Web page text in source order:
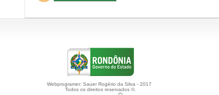
Webprogramer: Sauer Rogério da Silva - 2017
Todos os direitos reservados ©.